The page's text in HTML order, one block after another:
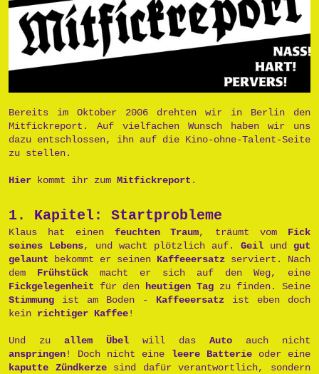
Bereits im Oktober 2006 drehten wir in Berlin den
Mitfickreport. Auf vielfachen Wunsch haben wir uns
dazu entschlossen, ihn auf die Kino-ohne-Talent-Seite
zu stellen.
Hier kommt ihr zum Mitfickreport .
1. Kapitel: Startprobleme
Klaus hat einen feuchten Traum, träumt vom Fick
seines Lebens, und wacht plötzlich auf. Geil und gut
gelaunt bekommt er seinen Kaffeeersatz serviert. Nach
dem Frühstück macht er sich auf den Weg, eine
Fickgelegenheit für den heutigen Tag zu finden. Seine
Stimmung ist am Boden - Kaffeeersatz ist eben doch
kein richtiger Kaffee!
Und zu allem Übel will das Auto auch nicht
anspringen! Doch nicht eine leere Batterieoder eine
kaputte Zündkerzesind dafür verantwortlich, sondern